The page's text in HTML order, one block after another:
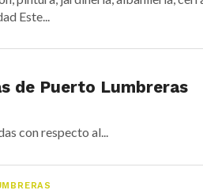
Este...
de Puerto Lumbreras
con respecto al...